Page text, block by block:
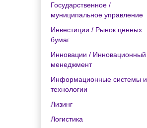
Государственное /
муниципальное управление
Инвестиции / Рынок ценных
бумаг
Инновации / Инновационный
менеджмент
Информационные системы и
технологии
Лизинг
Логистика